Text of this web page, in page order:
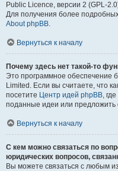
Public Licence, версии 2 (GPL-
Для получения более
About phpBB.
Вернуться к началу
Почему здесь нет такой-то
Это программное обеспечение
Limited. Если вы считаете, что
посетите Центр идей phpBB,
поданные идеи или предложить
Вернуться к началу
С кем можно связаться по
юридических вопросов,
Вы можете связаться с любым